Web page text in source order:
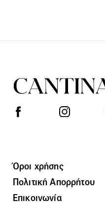
Όροι χρήσης
Πολιτική Απορρήτου
Επικοινωνία